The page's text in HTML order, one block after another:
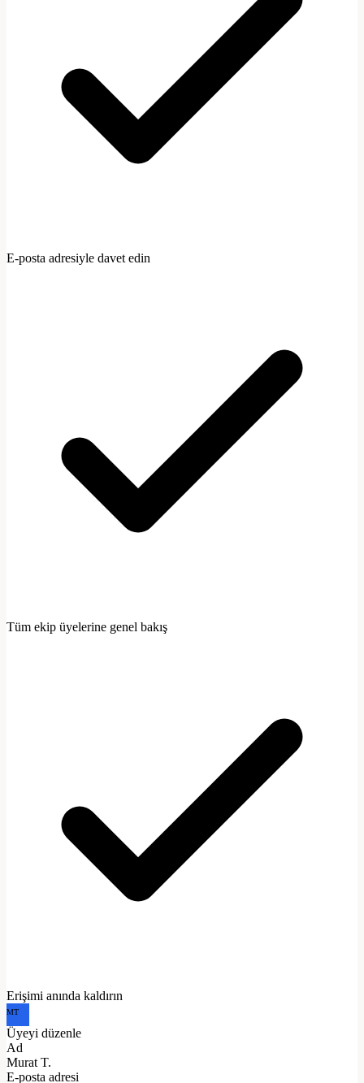
E-posta adresiyle davet edin
Tüm ekip üyelerine genel bakış
Erişimi anında kaldırın
MT
Üyeyi düzenle
Ad
Murat T.
E-posta adresi